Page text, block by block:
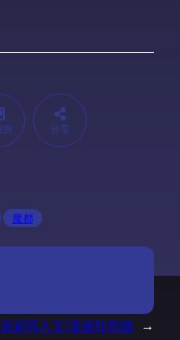
报 分享
魔都
诞同人文]圣诞狂想曲 →